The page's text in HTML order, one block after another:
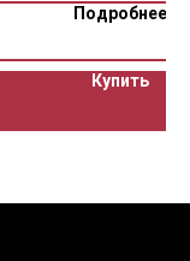
Подробнее
Купить